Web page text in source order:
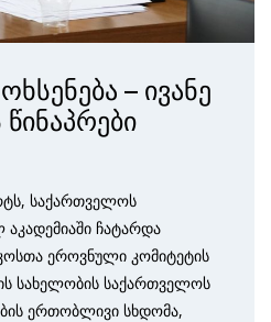
– ივანე
საქართველოს
ჩატარდა
ეროვნული კომიტეტის
სახელობის საქართველოს
ერთობლივი სხდომა,